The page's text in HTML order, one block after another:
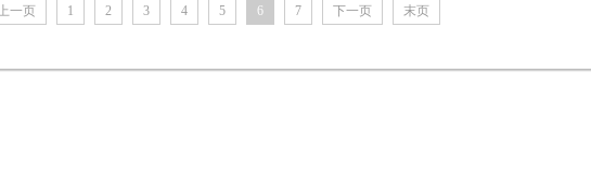
上一页 1 2 3 4 5 6 7 下一页 末页